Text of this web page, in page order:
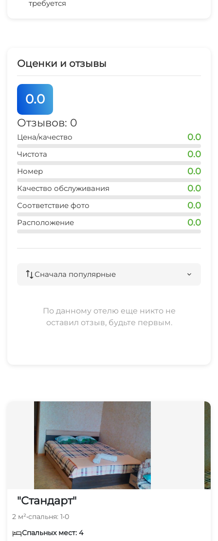
магазин продукты
2 мин
15 мин
аквапарк (Судак)
требуется
Оценки и отзывы
0.0
Отзывов: 0
Цена/качество 0.0
Чистота 0.0
Номер 0.0
Качество обслуживания 0.0
Соответствие фото 0.0
Расположение 0.0
Сначала популярные
По данному отелю еще никто не
оставил отзыв, будьте первым.
"Стандарт"
2 м²•спальня: 1•0
Спальных мест: 4